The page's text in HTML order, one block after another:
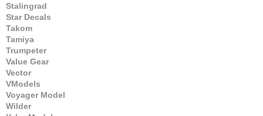
Stalingrad
Star Decals
Takom
Tamiya
Trumpeter
Value Gear
Vector
VModels
Voyager Model
Wilder